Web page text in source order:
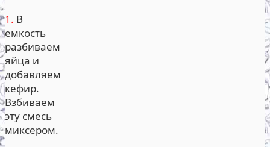
1. В
емкость
разбиваем
яйца и
добавляем
кефир.
Взбиваем
эту смесь
миксером.